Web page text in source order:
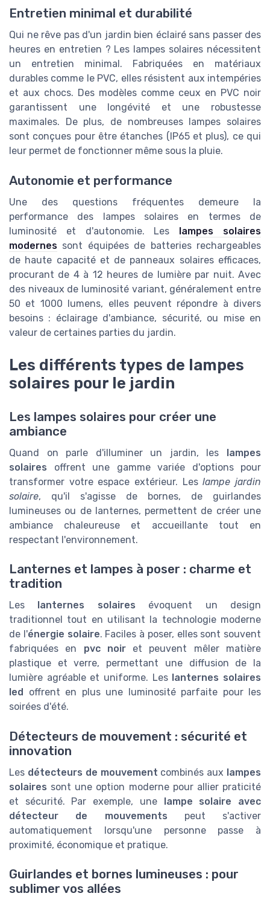
Entretien minimal et durabilité
Qui ne rêve pas d'un jardin bien éclairé sans passer des
heures en entretien ? Les lampes solaires nécessitent
un entretien minimal. Fabriquées en matériaux
durables comme le PVC, elles résistent aux intempéries
et aux chocs. Des modèles comme ceux en PVC noir
garantissent une longévité et une robustesse
maximales. De plus, de nombreuses lampes solaires
sont conçues pour être étanches (IP65 et plus), ce qui
leur permet de fonctionner même sous la pluie.
Autonomie et performance
Une des questions fréquentes demeure la
performance des lampes solaires en termes de
luminosité et d'autonomie. Les lampes solaires
modernes sont équipées de batteries rechargeables
de haute capacité et de panneaux solaires efficaces,
procurant de 4 à 12 heures de lumière par nuit. Avec
des niveaux de luminosité variant, généralement entre
50 et 1000 lumens, elles peuvent répondre à divers
besoins : éclairage d'ambiance, sécurité, ou mise en
valeur de certaines parties du jardin.
Les différents types de lampes
solaires pour le jardin
Les lampes solaires pour créer une
ambiance
Quand on parle d'illuminer un jardin, les lampes
solaires offrent une gamme variée d'options pour
transformer votre espace extérieur. Leslampe jardin
solaire, qu'il s'agisse de bornes, de guirlandes
lumineuses ou de lanternes, permettent de créer une
ambiance chaleureuse et accueillante tout en
respectant l'environnement.
Lanternes et lampes à poser : charme et
tradition
Les lanternes solaires évoquent un design
traditionnel tout en utilisant la technologie moderne
de l'énergie solaire. Faciles à poser, elles sont souvent
fabriquées en pvc noiret peuvent mêler matière
plastique et verre, permettant une diffusion de la
lumière agréable et uniforme. Les lanternes solaires
led
offrent en plus une luminosité parfaite pour les
soirées d'été.
Détecteurs de mouvement : sécurité et
innovation
Les détecteurs de mouvement combinés aux lampes
solaires sont une option moderne pour allier praticité
et sécurité. Par exemple, une lampe solaire avec
détecteur de mouvements peut s'activer
automatiquement lorsqu'une personne passe à
proximité, économique et pratique.
Guirlandes et bornes lumineuses : pour
sublimer vos allées